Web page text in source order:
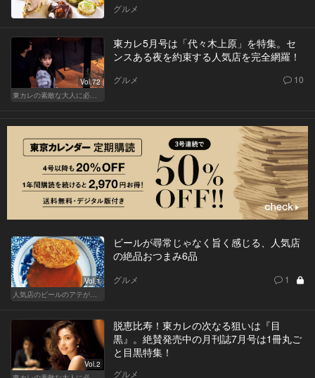
グルメ
Vol.72
東カレ5月号は「代々木上原」を特集。セ
ンスある夜を約束する人気店を完全網羅！
グルメ 10
Vol.1
人気店のビールのアテが大集合！
ビールが尋常じゃなく旨く感じる、人気店
の絶品おつまみ6品
グルメ 1
Vol.2
脱恵比寿！東カレの次なる狙いは『目
黒』。絶賛発売中の月刊誌7月号は1冊丸ご
と目黒特集！
グルメ